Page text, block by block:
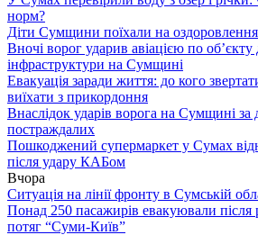
норм?
Діти Сумщини поїхали на
Вночі ворог ударив авіацією по обʼєкту
інфраструктури на Сумщині
Евакуація заради життя: до кого
виїхати з прикордоння
Внаслідок ударів ворога на Сумщині за
постраждалих
Пошкоджений супермаркет у Сумах
після удару КАБом
Вчора
Ситуація на лінії фронту в Сумській
Понад 250 пасажирів евакуювали після
потяг “Суми-Київ”